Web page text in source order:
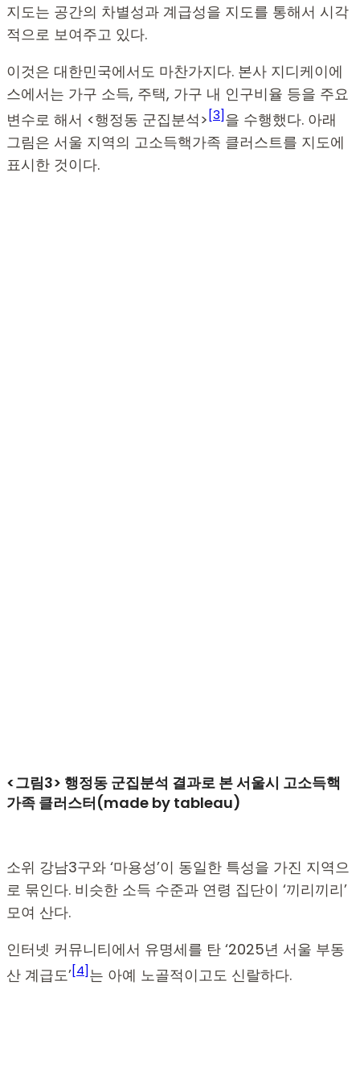
지도는 공간의 차별성과 계급성을 지도를 통해서 시각
적으로 보여주고 있다.
이것은 대한민국에서도 마찬가지다. 본사 지디케이에
스에서는 가구 소득, 주택, 가구 내 인구비율 등을 주요
변수로 해서 <행정동 군집분석> [3]을 수행했다. 아래
그림은 서울 지역의 고소득핵가족 클러스트를 지도에
표시한 것이다.
<그림3> 행정동 군집분석 결과로 본 서울시 고소득핵
가족 클러스터(made by tableau)
소위 강남3구와 ‘마용성’이 동일한 특성을 가진 지역으
로 묶인다. 비슷한 소득 수준과 연령 집단이 ‘끼리끼리’
모여 산다.
인터넷 커뮤니티에서 유명세를 탄 ‘2025년 서울 부동
산 계급도’[4]는 아예 노골적이고도 신랄하다.